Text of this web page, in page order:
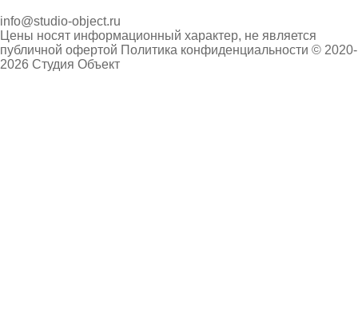
info@studio-object.ru
Цены носят информационный характер, не является
публичной офертой Политика конфиденциальности © 2020-
2026 Студия Объект